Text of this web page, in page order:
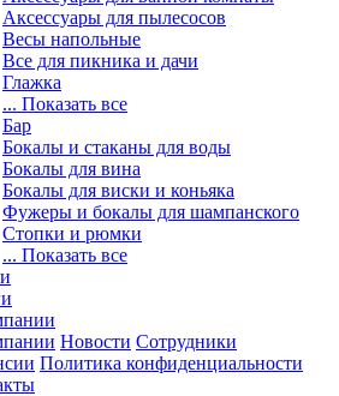
Аксессуары для пылесосов
Весы напольные
Все для пикника и дачи
Глажка
... Показать все
Бар
Бокалы и стаканы для воды
Бокалы для вина
Бокалы для виски и коньяка
Фужеры и бокалы для шампанского
Стопки и рюмки
... Показать все
Новости Сотрудники
Политика конфиденциальности